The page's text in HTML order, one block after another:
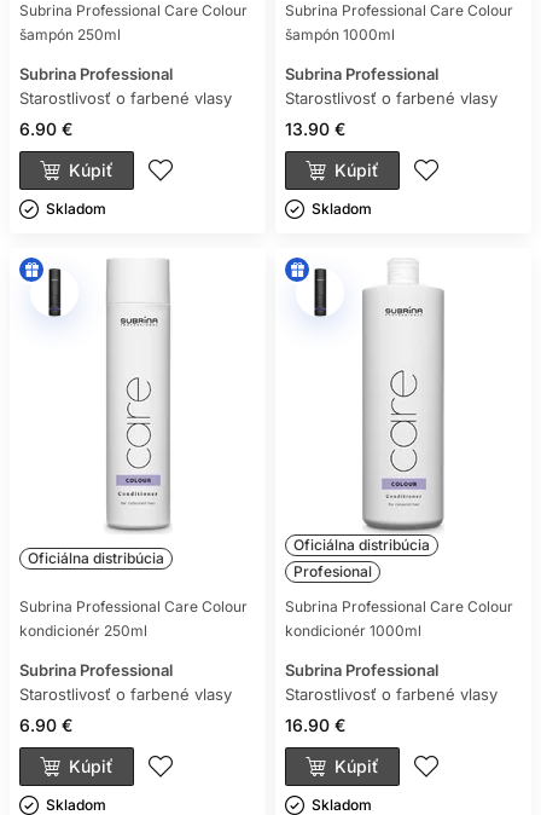
Subrina Professional Care Colour
šampón 250ml
Subrina Professional
Starostlivosť o farbené vlasy
6.90 €
Kúpiť
Skladom ㅤ
Subrina Professional Care Colour
šampón 1000ml
Subrina Professional
Starostlivosť o farbené vlasy
13.90 €
Kúpiť
Skladom ㅤ
Oficiálna distribúcia
Subrina Professional Care Colour
kondicionér 250ml
Subrina Professional
Starostlivosť o farbené vlasy
6.90 €
Kúpiť
Skladom ㅤ
Oficiálna distribúcia
Profesional
Subrina Professional Care Colour
kondicionér 1000ml
Subrina Professional
Starostlivosť o farbené vlasy
16.90 €
Kúpiť
Skladom ㅤ